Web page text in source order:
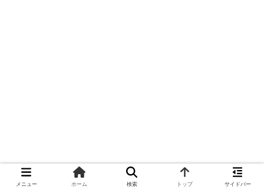
メニュー ホーム 検索 トップ サイドバー